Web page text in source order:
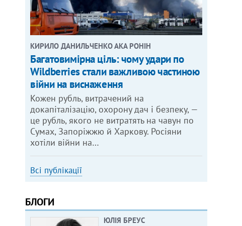
КИРИЛО ДАНИЛЬЧЕНКО АКА РОНІН
Багатовимірна ціль: чому удари по
Wildberries стали важливою частиною
війни на виснаження
Кожен рубль, витрачений на
докапіталізацію, охорону дач і безпеку, —
це рубль, якого не витратять на чавун по
Сумах, Запоріжжю й Харкову. Росіяни
хотіли війни на…
Всі публікації
БЛОГИ
ЮЛІЯ БРЕУС